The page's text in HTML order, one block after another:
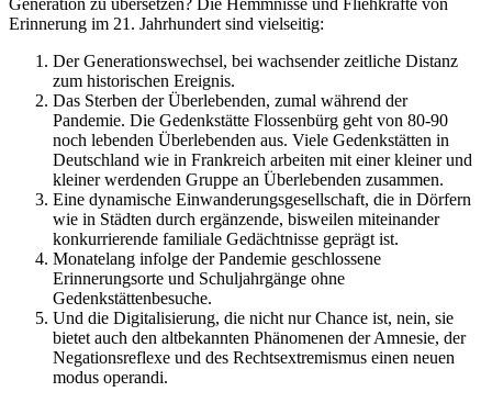
Erinnerung im 21. Jahrhundert sind vielseitig:
Der Generationswechsel, bei wachsender zeitliche Distanz
zum historischen Ereignis.
Das Sterben der Überlebenden, zumal während der
Pandemie. Die Gedenkstätte Flossenbürg geht von 80-90
noch lebenden Überlebenden aus. Viele Gedenkstätten in
Deutschland wie in Frankreich arbeiten mit einer kleiner und
kleiner werdenden Gruppe an Überlebenden zusammen.
Eine dynamische Einwanderungsgesellschaft, die in Dörfern
wie in Städten durch ergänzende, bisweilen miteinander
konkurrierende familiale Gedächtnisse geprägt ist.
Monatelang infolge der Pandemie geschlossene
Erinnerungsorte und Schuljahrgänge ohne
Gedenkstättenbesuche.
Und die Digitalisierung, die nicht nur Chance ist, nein, sie
bietet auch den altbekannten Phänomenen der Amnesie, der
Negationsreflexe und des Rechtsextremismus einen neuen
modus operandi.